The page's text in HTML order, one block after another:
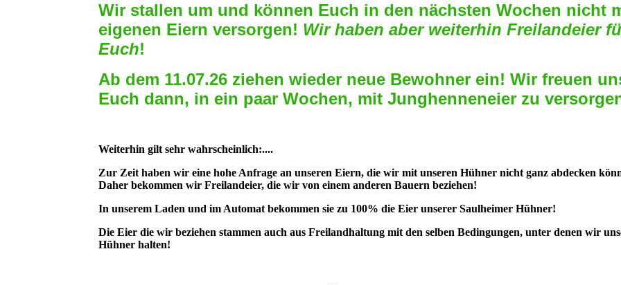
Wir stallen um und können Euch in den nächsten Wochen nicht
eigenen Eiern versorgen! Wir haben aber weiterhin Freilandeier
Euch!
Ab dem 11.07.26 ziehen wieder neue Bewohner ein! Wir freuen
Euch dann, in ein paar Wochen, mit Junghenneneier zu
Weiterhin gilt sehr wahrscheinlich:....
Zur Zeit haben wir eine hohe Anfrage an unseren Eiern, die wir mit unseren Hühner nicht ganz abdecken
Daher bekommen wir Freilandeier, die wir von einem anderen Bauern beziehen!
In unserem Laden und im Automat bekommen sie zu 100% die Eier unserer Saulheimer Hühner!
Die Eier die wir beziehen stammen auch aus Freilandhaltung mit den selben Bedingungen, unter denen wir
Hühner halten!